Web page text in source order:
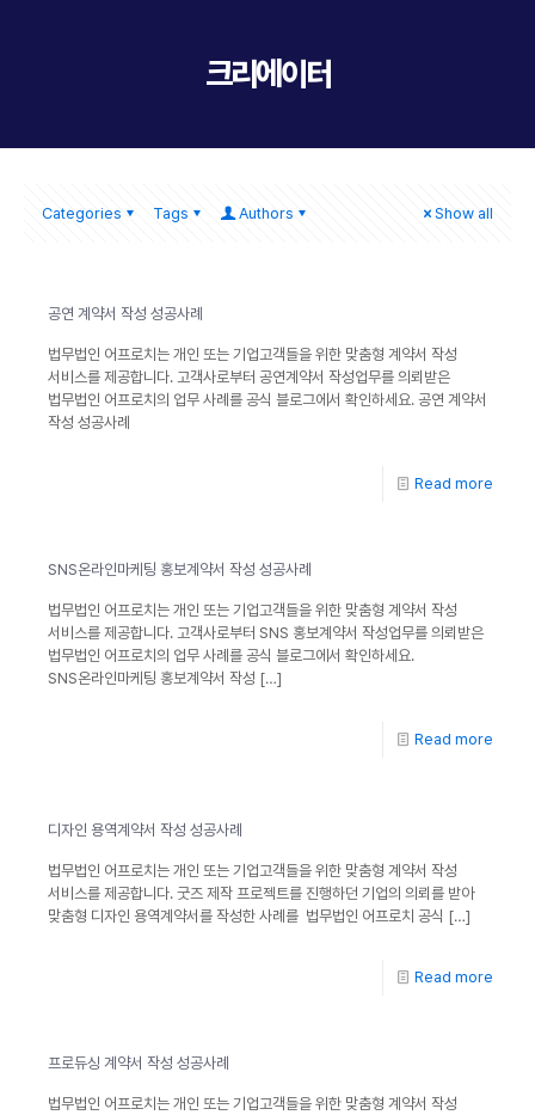
크리에이터
Categories Tags Authors Show all
공연 계약서 작성 성공사례
법무법인 어프로치는 개인 또는 기업고객들을 위한 맞춤형 계약서 작성
서비스를 제공합니다. 고객사로부터 공연계약서 작성업무를 의뢰받은
법무법인 어프로치의 업무 사례를 공식 블로그에서 확인하세요. 공연 계약서
작성 성공사례
Read more
SNS온라인마케팅 홍보계약서 작성 성공사례
법무법인 어프로치는 개인 또는 기업고객들을 위한 맞춤형 계약서 작성
서비스를 제공합니다. 고객사로부터 SNS 홍보계약서 작성업무를 의뢰받은
법무법인 어프로치의 업무 사례를 공식 블로그에서 확인하세요.
SNS온라인마케팅 홍보계약서 작성 […]
Read more
디자인 용역계약서 작성 성공사례
법무법인 어프로치는 개인 또는 기업고객들을 위한 맞춤형 계약서 작성
서비스를 제공합니다. 굿즈 제작 프로젝트를 진행하던 기업의 의뢰를 받아
맞춤형 디자인 용역계약서를 작성한 사례를 법무법인 어프로치 공식 […]
Read more
프로듀싱 계약서 작성 성공사례
법무법인 어프로치는 개인 또는 기업고객들을 위한 맞춤형 계약서 작성